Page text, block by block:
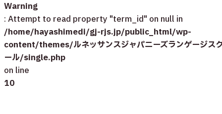
Warning
: Attempt to read property "term_id" on null in
/home/hayashimedi/gj-rjs.jp/public_html/wp-
content/themes/ルネッサンスジャパニーズランゲージス
ール/single.php
on line
10